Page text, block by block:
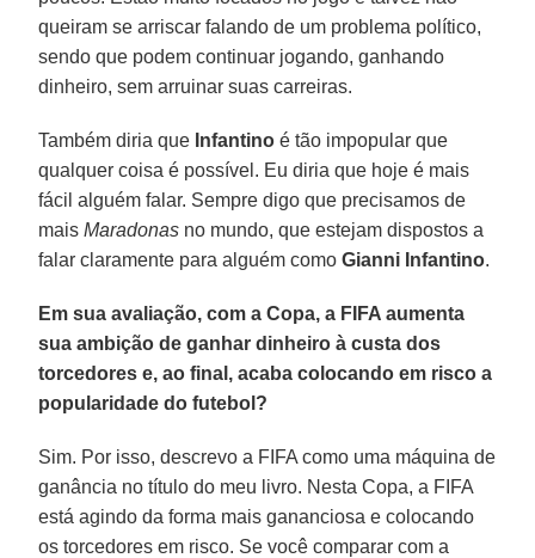
queiram se arriscar falando de um problema político,
sendo que podem continuar jogando, ganhando
dinheiro, sem arruinar suas carreiras.
Também diria que Infantino é tão impopular que
qualquer coisa é possível. Eu diria que hoje é mais
fácil alguém falar. Sempre digo que precisamos de
maisMaradonas no mundo, que estejam dispostos a
falar claramente para alguém como Gianni Infantino.
Em sua avaliação, com a Copa, a FIFA aumenta
sua ambição de ganhar dinheiro à custa dos
torcedores e, ao final, acaba colocando em risco a
popularidade do futebol?
Sim. Por isso, descrevo a FIFA como uma máquina de
ganância no título do meu livro. Nesta Copa, a FIFA
está agindo da forma mais gananciosa e colocando
os torcedores em risco. Se você comparar com a